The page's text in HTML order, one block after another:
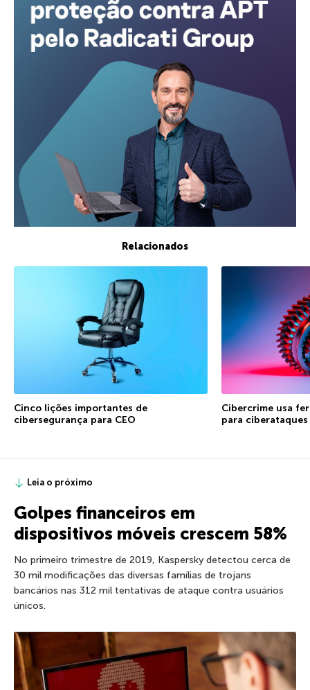
Relacionados
Cinco lições importantes de
cibersegurança para CEO
Cibercrime usa
para ciberataques
Leia o próximo
Golpes financeiros em
dispositivos móveis crescem 58%
No primeiro trimestre de 2019, Kaspersky detectou cerca de
30 mil modificações das diversas famílias de trojans
bancários nas 312 mil tentativas de ataque contra usuários
únicos.